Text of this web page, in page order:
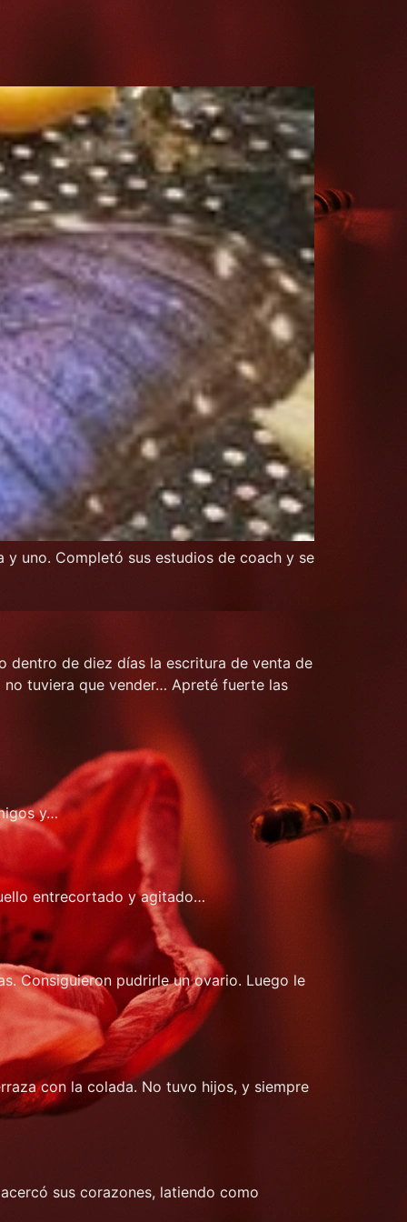
uno. Completó sus estudios de coach y se
dentro de diez días la escritura de venta de
no tuviera que vender… Apreté fuerte las
y…
entrecortado y agitado…
Consiguieron pudrirle un ovario. Luego le
con la colada. No tuvo hijos, y siempre
sus corazones, latiendo como